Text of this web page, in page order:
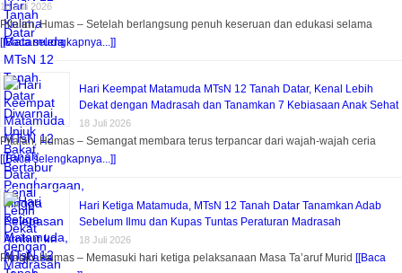
18 Juli 2026
Pitalah, Humas – Setelah berlangsung penuh keseruan dan edukasi selama
[[Baca selengkapnya...]]
Hari Keempat Matamuda MTsN 12 Tanah Datar, Kenal Lebih
Dekat dengan Madrasah dan Tanamkan 7 Kebiasaan Anak Sehat
18 Juli 2026
Pitalah, Humas – Semangat membara terus terpancar dari wajah-wajah ceria
[[Baca selengkapnya...]]
Hari Ketiga Matamuda, MTsN 12 Tanah Datar Tanamkan Adab
Sebelum Ilmu dan Kupas Tuntas Peraturan Madrasah
18 Juli 2026
Pitalah, Humas – Memasuki hari ketiga pelaksanaan Masa Ta’aruf Murid [[Baca